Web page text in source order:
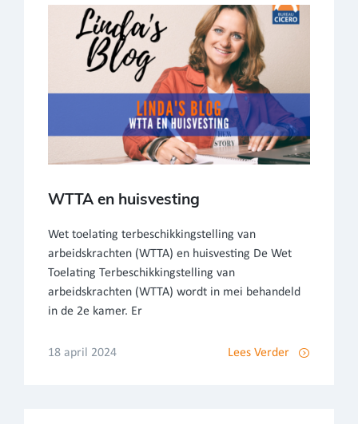
WTTA en huisvesting
Wet toelating terbeschikkingstelling van
arbeidskrachten (WTTA) en huisvesting De Wet
Toelating Terbeschikkingstelling van
arbeidskrachten (WTTA) wordt in mei behandeld
in de 2e kamer. Er
18 april 2024 Lees Verder